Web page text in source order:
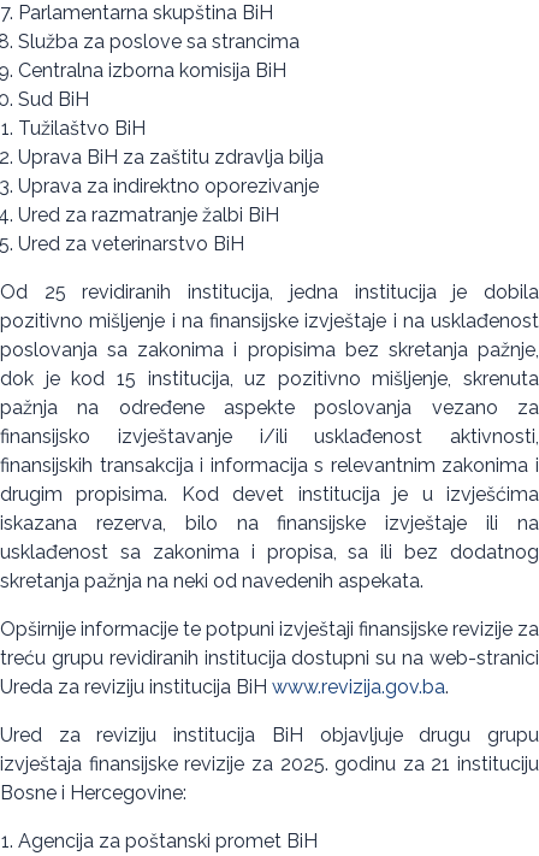
Parlamentarna skupština BiH
Služba za poslove sa strancima
Centralna izborna komisija BiH
Sud BiH
Tužilaštvo BiH
Uprava BiH za zaštitu zdravlja bilja
Uprava za indirektno oporezivanje
Ured za razmatranje žalbi BiH
Ured za veterinarstvo BiH
Od 25 revidiranih institucija, jedna institucija je dobila
pozitivno mišljenje i na finansijske izvještaje i na usklađenost
poslovanja sa zakonima i propisima bez skretanja pažnje,
dok je kod 15 institucija, uz pozitivno mišljenje, skrenuta
pažnja na određene aspekte poslovanja vezano za
finansijsko izvještavanje i/ili usklađenost aktivnosti,
finansijskih transakcija i informacija s relevantnim zakonima i
drugim propisima. Kod devet institucija je u izvješćima
iskazana rezerva, bilo na finansijske izvještaje ili na
usklađenost sa zakonima i propisa, sa ili bez dodatnog
skretanja pažnja na neki od navedenih aspekata.
Opširnije informacije te potpuni izvještaji finansijske revizije za
treću grupu revidiranih institucija dostupni su na web-stranici
Ureda za reviziju institucija BiH www.revizija.gov.ba.
Ured za reviziju institucija BiH objavljuje drugu grupu
izvještaja finansijske revizije za 2025. godinu za 21 instituciju
Bosne i Hercegovine:
Agencija za poštanski promet BiH